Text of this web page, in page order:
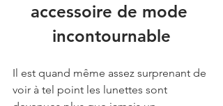
accessoire de mode
incontournable
Il est quand même assez surprenant de
voir à tel point les lunettes sont